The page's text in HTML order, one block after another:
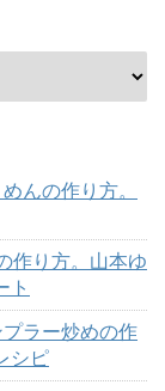
んの作り方。
作り方。山本ゆ
ト
ラー炒めの作
シピ